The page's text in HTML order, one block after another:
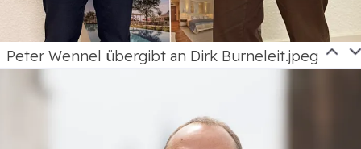
Peter Wennel übergibt an Dirk Burneleit.jpeg